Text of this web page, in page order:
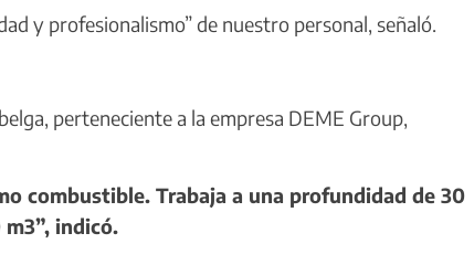
y profesionalismo” de nuestro personal, señaló.
perteneciente a la empresa DEME Group,
combustible. Trabaja a una profundidad de 30
indicó.